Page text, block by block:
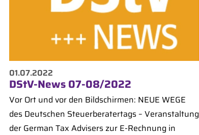
01.07.2022
DStV-News 07-08/2022
Vor Ort und vor den Bildschirmen: NEUE WEGE
des Deutschen Steuerberatertags – Veranstaltung
der German Tax Advisers zur E-Rechnung in